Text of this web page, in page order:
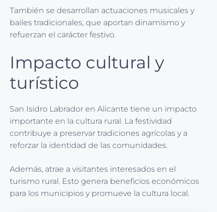
También se desarrollan actuaciones musicales y
bailes tradicionales, que aportan dinamismo y
refuerzan el carácter festivo.
Impacto cultural y
turístico
San Isidro Labrador en Alicante tiene un impacto
importante en la cultura rural. La festividad
contribuye a preservar tradiciones agrícolas y a
reforzar la identidad de las comunidades.
Además, atrae a visitantes interesados en el
turismo rural. Esto genera beneficios económicos
para los municipios y promueve la cultura local.